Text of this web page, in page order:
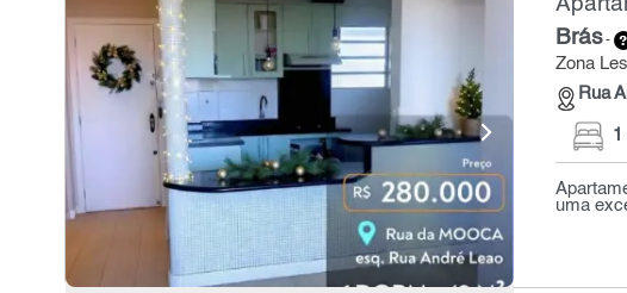
Brás-
Zona
Rua
1
uma